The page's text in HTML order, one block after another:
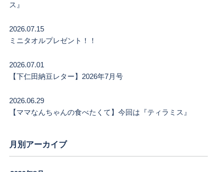
ス』
ミニタオルプレゼント！！
2026.07.15
【下仁田納豆レター】2026年7月号
2026.07.01
【ママなんちゃんの食べたくて】今回は『ティラミス』
2026.06.29
月別アーカイブ